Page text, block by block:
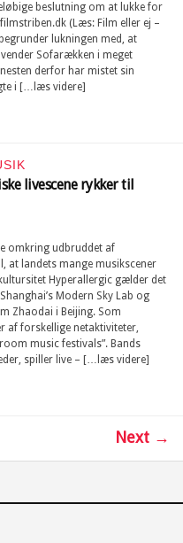
beslutning om at lukke for
(Læs: Film eller ej –
lukningen med, at
Sofarækken i meget
derfor har mistet sin
i […læs videre]
livescene rykker til
omkring udbruddet af
at landets mange musikscener
Hyperallergic gælder det
Modern Sky Lab og
Zhaodai i Beijing. Som
af forskellige netaktiviteter,
music festivals”. Bands
spiller live – […læs videre]
Next →